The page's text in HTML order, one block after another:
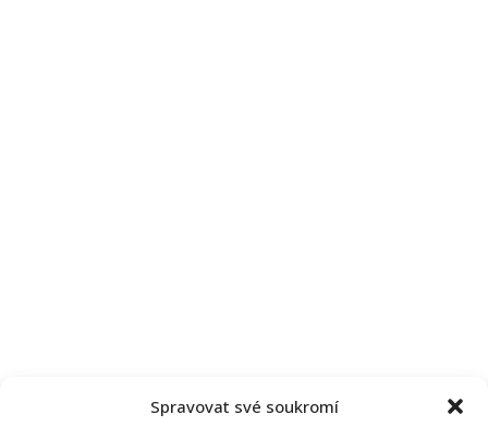
Spravovat své soukromí